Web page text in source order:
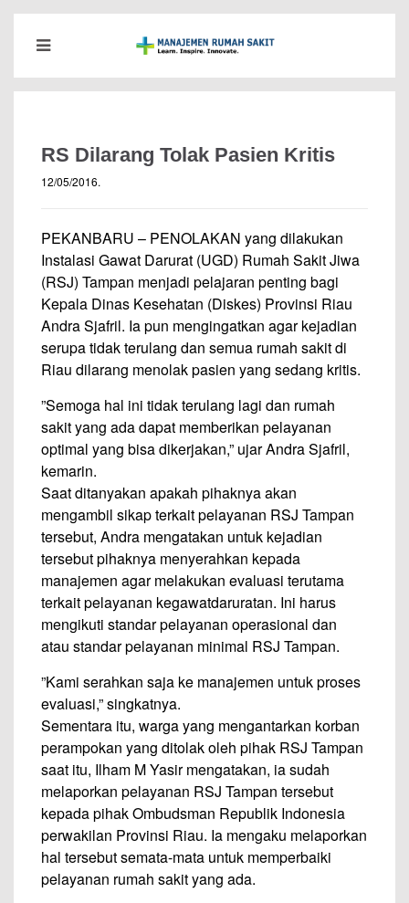
RS Dilarang Tolak Pasien Kritis
12/05/2016.
PEKANBARU – PENOLAKAN yang dilakukan
Instalasi Gawat Darurat (UGD) Rumah Sakit Jiwa
(RSJ) Tampan menjadi pelajaran penting bagi
Kepala Dinas Kesehatan (Diskes) Provinsi Riau
Andra Sjafril. Ia pun mengingatkan agar kejadian
serupa tidak terulang dan semua rumah sakit di
Riau dilarang menolak pasien yang sedang kritis.
”Semoga hal ini tidak terulang lagi dan rumah
sakit yang ada dapat memberikan pelayanan
optimal yang bisa dikerjakan,” ujar Andra Sjafril,
kemarin.
Saat ditanyakan apakah pihaknya akan
mengambil sikap terkait pelayanan RSJ Tampan
tersebut, Andra mengatakan untuk kejadian
tersebut pihaknya menyerahkan kepada
manajemen agar melakukan evaluasi terutama
terkait pelayanan kegawatdaruratan. Ini harus
mengikuti standar pelayanan operasional dan
atau standar pelayanan minimal RSJ Tampan.
”Kami serahkan saja ke manajemen untuk proses
evaluasi,” singkatnya.
Sementara itu, warga yang mengantarkan korban
perampokan yang ditolak oleh pihak RSJ Tampan
saat itu, Ilham M Yasir mengatakan, ia sudah
melaporkan pelayanan RSJ Tampan tersebut
kepada pihak Ombudsman Republik Indonesia
perwakilan Provinsi Riau. Ia mengaku melaporkan
hal tersebut semata-mata untuk memperbaiki
pelayanan rumah sakit yang ada.